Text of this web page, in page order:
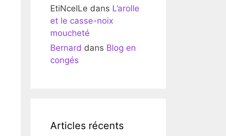
EtiNcelLe dans L’arolle
et le casse-noix
moucheté
Bernard dans Blog en
congés
Articles récents